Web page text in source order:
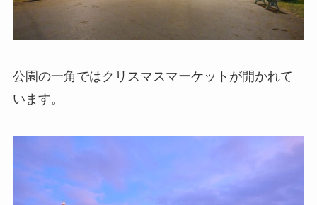
公園の一角ではクリスマスマーケットが開かれて
います。